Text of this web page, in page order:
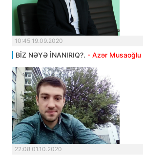
10:45 19.09.2020
BİZ NƏYƏ İNANIRIQ?. - Azər Musaoğlu
22:08 01.10.2020